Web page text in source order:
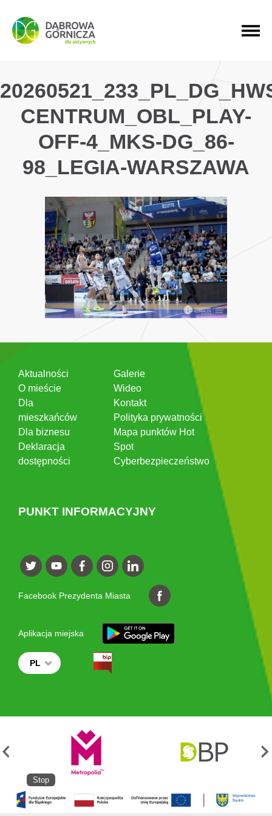
PRZEJDŹ DO MENU GŁÓWNEGO
PRZEJDŹ DO WYSZUKIWARKI
PRZEJDŹ DO TREŚCI
CENTRUM_OBL_PLAY-
OFF-4_MKS-DG_86-
98_LEGIA-WARSZAWA
Aktualności
O mieście
Dla
mieszkańców
Dla biznesu
Deklaracja
dostępności
Galerie
Wideo
Kontakt
Polityka prywatności
Mapa punktów Hot
Spot
Cyberbezpieczeństwo
PUNKT INFORMACYJNY
Facebook Prezydenta Miasta
Aplikacja miejska
PL
Stop